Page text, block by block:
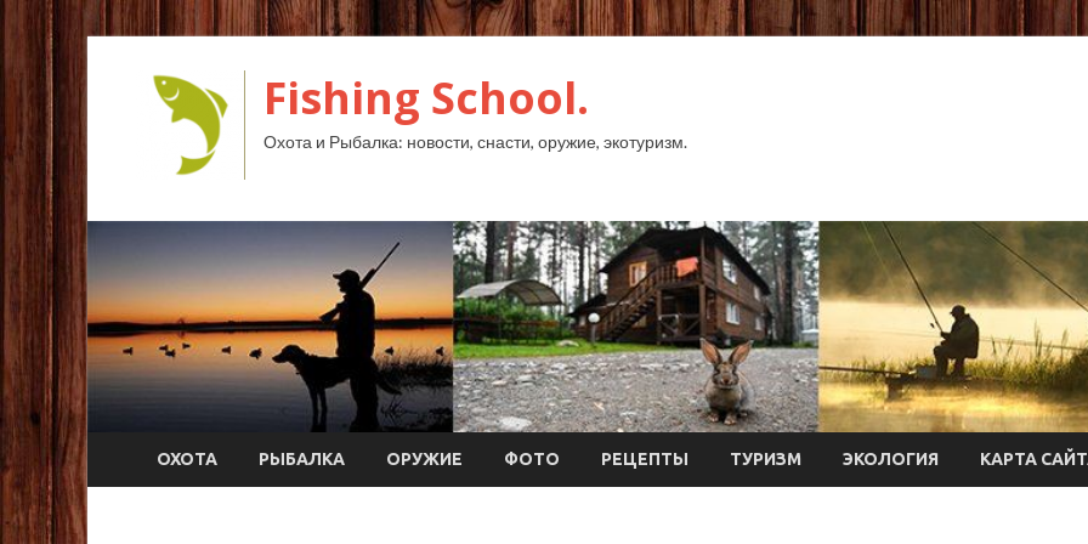
Fishing School.
Охота и Рыбалка: новости, снасти, оружие, экотуризм.
ОХОТА РЫБАЛКА ОРУЖИЕ ФОТО РЕЦЕПТЫ ТУРИЗМ ЭКОЛОГИЯ КАРТА